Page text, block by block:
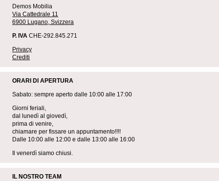
Demos Mobilia
Via Cattedrale 11
6900 Lugano, Svizzera
P. IVA CHE-292.845.271
Privacy
Crediti
ORARI DI APERTURA
Sabato: sempre aperto dalle 10:00 alle 17:00
Giorni feriali,
dal lunedì al giovedì,
prima di venire,
chiamare per fissare un appuntamento!!!!
Dalle 10:00 alle 12:00 e dalle 13:00 alle 16:00
Il venerdì siamo chiusi.
IL NOSTRO TEAM